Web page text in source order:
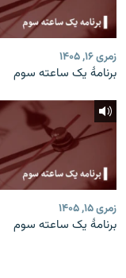
زمری ۱۶, ۱۴۰۵
برنامۀ یک ساعته سوم
زمری ۱۵, ۱۴۰۵
برنامۀ یک ساعته سوم